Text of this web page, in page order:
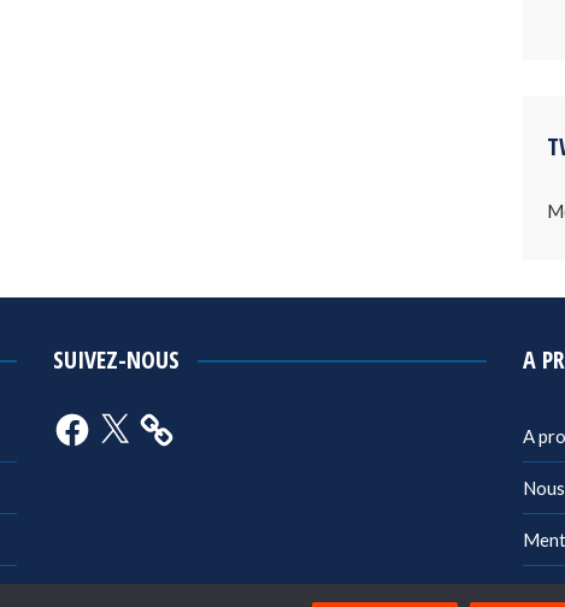
SUIVEZ-NOUS
Facebook
X
A
A